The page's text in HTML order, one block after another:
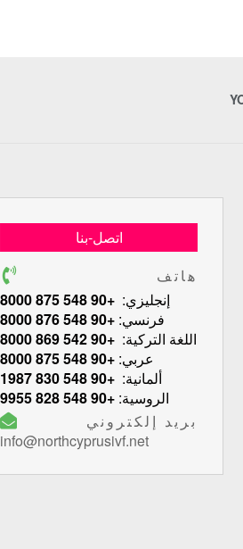
اتصل-بنا
هاتف
إنجليزي: +90 548 875 8000
فرنسي: +90 548 876 8000
اللغة التركية: +90 542 869 8000
عربي: +90 548 875 8000
ألمانية: +90 548 830 1987
الروسية: +90 548 828 9955
بريد إلكتروني
info@northcyprusivf.net